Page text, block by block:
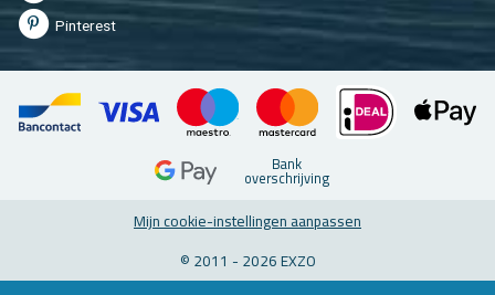
Pin­te­rest
Bank
over­schrij­ving
Mijn coo­kie-in­stel­lin­gen aan­pas­sen
© 2011 - 2026 EXZO